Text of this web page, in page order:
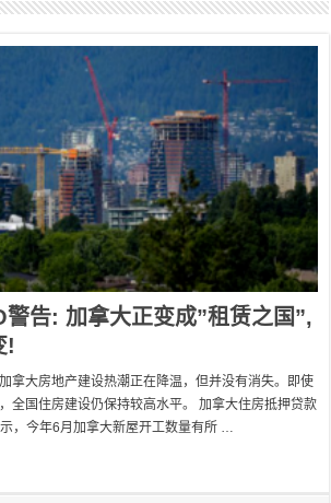
告: 加拿大正变成”租赁之国”,
!
拿大房地产建设热潮正在降温，但并没有消失。即使
全国住房建设仍保持较高水平。 加拿大住房抵押贷款
，今年6月加拿大新屋开工数量有所 …